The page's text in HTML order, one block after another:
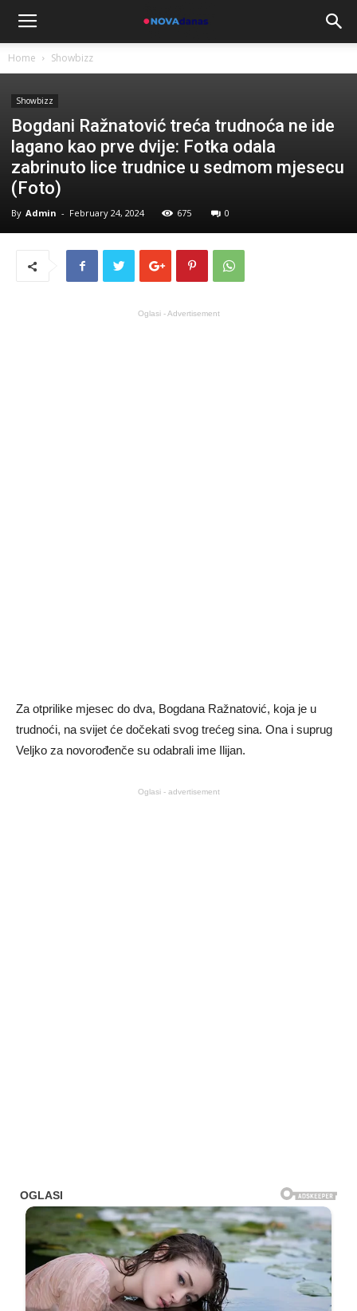
Home Showbizz
Showbizz
Bogdani Ražnatović treća trudnoća ne ide
lagano kao prve dvije: Fotka odala
zabrinuto lice trudnice u sedmom mjesecu
(Foto)
By Admin - February 24, 2024 675 0
Oglasi - Advertisement
Za otprilike mjesec do dva, Bogdana Ražnatović, koja je u
trudnoći, na svijet će dočekati svog trećeg sina. Ona i suprug
Veljko za novorođenče su odabrali ime Ilijan.
Oglasi - advertisement